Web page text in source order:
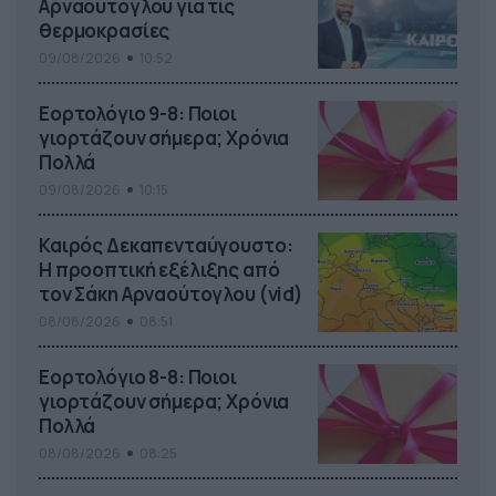
Αρναούτογλου για τις
θερμοκρασίες
Εορτολόγιο 9-8: Ποιοι
γιορτάζουν σήμερα; Χρόνια
Πολλά
Καιρός Δεκαπενταύγουστο:
Η προοπτική εξέλιξης από
τον Σάκη Αρναούτογλου (vid)
Εορτολόγιο 8-8: Ποιοι
γιορτάζουν σήμερα; Χρόνια
Πολλά